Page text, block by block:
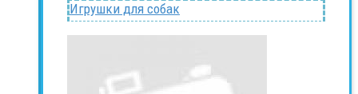
Игрушки для собак